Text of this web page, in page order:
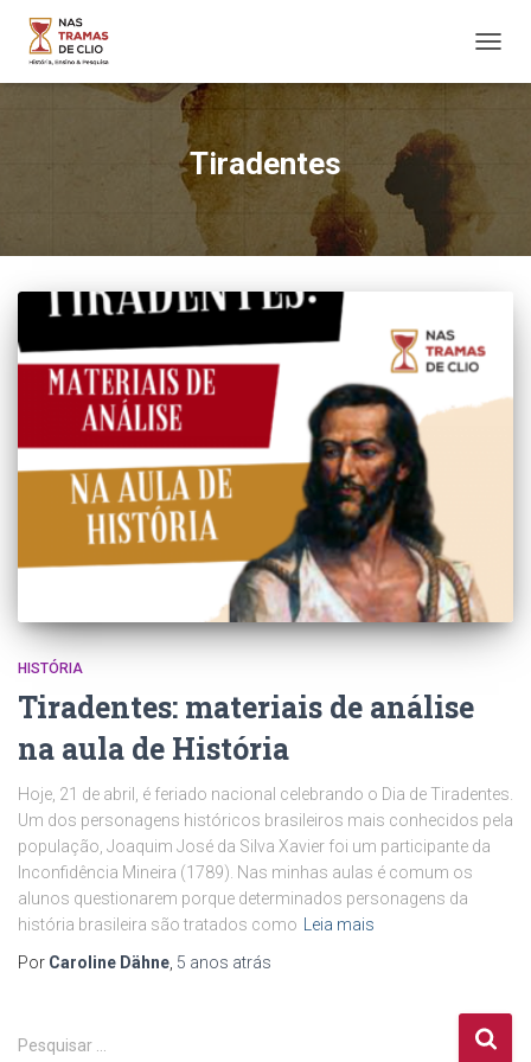
Tiradentes
HISTÓRIA
Tiradentes: materiais de análise
na aula de História
Hoje, 21 de abril, é feriado nacional celebrando o Dia de Tiradentes.
Um dos personagens históricos brasileiros mais conhecidos pela
população, Joaquim José da Silva Xavier foi um participante da
Inconfidência Mineira (1789). Nas minhas aulas é comum os
alunos questionarem porque determinados personagens da
história brasileira são tratados como
Leia mais
Por Caroline Dähne 5 anos atrás
P
Pesquisar …